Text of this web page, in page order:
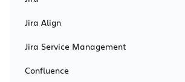
Jira Align
Jira Service Management
Confluence